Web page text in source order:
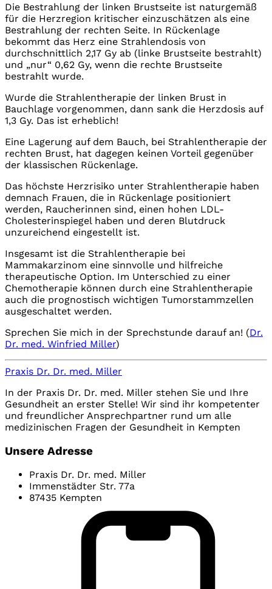
Die Bestrahlung der linken Brustseite ist naturgemäß
für die Herzregion kritischer einzuschätzen als eine
Bestrahlung der rechten Seite. In Rückenlage
bekommt das Herz eine Strahlendosis von
durchschnittlich 2,17 Gy ab (linke Brustseite bestrahlt)
und „nur“ 0,62 Gy, wenn die rechte Brustseite
bestrahlt wurde.
Wurde die Strahlentherapie der linken Brust in
Bauchlage vorgenommen, dann sank die Herzdosis auf
1,3 Gy. Das ist erheblich!
Eine Lagerung auf dem Bauch, bei Strahlentherapie der
rechten Brust, hat dagegen keinen Vorteil gegenüber
der klassischen Rückenlage.
Das höchste Herzrisiko unter Strahlentherapie haben
demnach Frauen, die in Rückenlage positioniert
werden, Raucherinnen sind, einen hohen LDL-
Cholesterinspiegel haben und deren Blutdruck
unzureichend eingestellt ist.
Insgesamt ist die Strahlentherapie bei
Mammakarzinom eine sinnvolle und hilfreiche
therapeutische Option. Im Unterschied zu einer
Chemotherapie können durch eine Strahlentherapie
auch die prognostisch wichtigen Tumorstammzellen
ausgeschaltet werden.
Sprechen Sie mich in der Sprechstunde darauf an! (Dr.
Dr. med. Winfried Miller)
Praxis Dr. Dr. med. Miller
In der Praxis Dr. Dr. med. Miller stehen Sie und Ihre
Gesundheit an erster Stelle! Wir sind ihr kompetenter
und freundlicher Ansprechpartner rund um alle
medizinischen Fragen der Gesundheit in Kempten
Unsere Adresse
Praxis Dr. Dr. med. Miller
Immenstädter Str. 77a
87435 Kempten